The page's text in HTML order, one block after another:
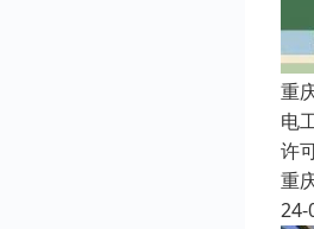
重
电
许
重
24-